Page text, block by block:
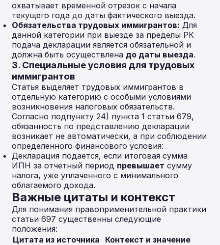
охватывает временной отрезок с начала
текущего года до даты фактического выезда.
Обязательства трудовых иммигрантов: Для
данной категории при выезде за пределы РК
подача декларации является обязательной и
должна быть осуществлена до даты выезда.
3. Специальные условия для трудовых
иммигрантов
Статья выделяет трудовых иммигрантов в
отдельную категорию с особыми условиями
возникновения налоговых обязательств.
Согласно подпункту 24) пункта 1 статьи 679,
обязанность по представлению декларации
возникает не автоматически, а при соблюдении
определенного финансового условия:
Декларация подается, если итоговая сумма
ИПН за отчетный период превышает сумму
налога, уже уплаченного с минимального
облагаемого дохода.
Важные цитаты и контекст
Для понимания правоприменительной практики
статьи 697 существенны следующие
положения:
Цитата из источника
Контекст и значение